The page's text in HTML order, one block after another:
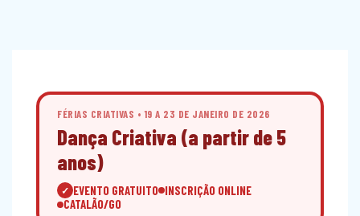
FÉRIAS CRIATIVAS • 19 A 23 DE JANEIRO DE 2026
Dança Criativa (a partir de 5
anos)
✓ EVENTO GRATUITO INSCRIÇÃO ONLINE
CATALÃO/GO